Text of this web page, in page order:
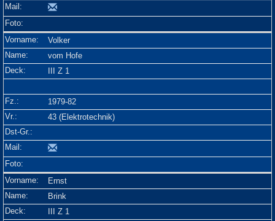
Volker
vom Hofe
III Z 1
1979-82
43 (Elektrotechnik)
Ernst
Brink
III Z 1